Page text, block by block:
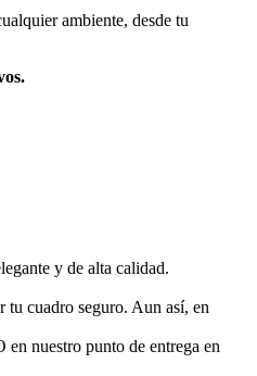
ambiente, desde tu
y de alta calidad.
tu cuadro seguro. Aun así, en
nuestro punto de entrega en